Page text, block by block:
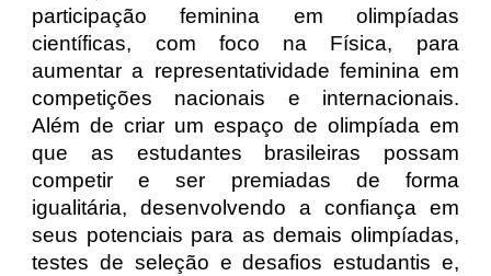
participação feminina em olimpíadas
científicas, com foco na Física, para
aumentar a representatividade feminina em
competições nacionais e internacionais.
Além de criar um espaço de olimpíada em
que as estudantes brasileiras possam
competir e ser premiadas de forma
igualitária, desenvolvendo a confiança em
seus potenciais para as demais olimpíadas,
testes de seleção e desafios estudantis e,